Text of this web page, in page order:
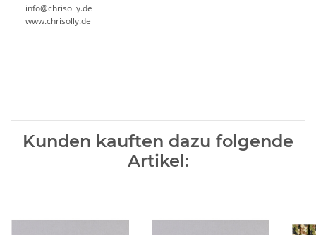
info@chrisolly.de
www.chrisolly.de
Kunden kauften dazu folgende
Artikel: